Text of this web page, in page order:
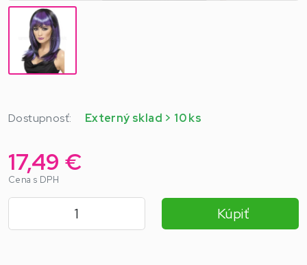
Dostupnosť: Externý sklad > 10 ks
17,49 €
Cena s DPH
Kúpiť